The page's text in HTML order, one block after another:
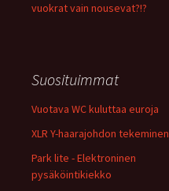
vuokrat vain nousevat?!?
Suosituimmat
Vuotava WC kuluttaa euroja
XLR Y-haarajohdon tekeminen
Park lite - Elektroninen
pysäköintikiekko